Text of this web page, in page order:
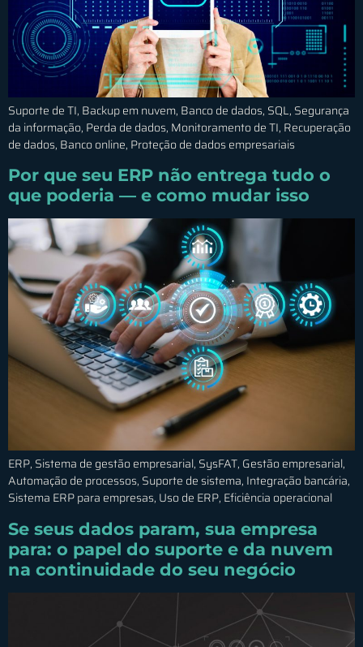
Suporte de TI, Backup em nuvem, Banco de dados, SQL, Segurança
da informação, Perda de dados, Monitoramento de TI, Recuperação
de dados, Banco online, Proteção de dados empresariais
Por que seu ERP não entrega tudo o
que poderia — e como mudar isso
ERP, Sistema de gestão empresarial, SysFAT, Gestão empresarial,
Automação de processos, Suporte de sistema, Integração bancária,
Sistema ERP para empresas, Uso de ERP, Eficiência operacional
Se seus dados param, sua empresa
para: o papel do suporte e da nuvem
na continuidade do seu negócio